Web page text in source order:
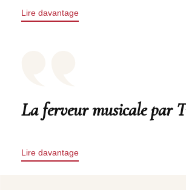
Lire davantage
La ferveur musicale par
Lire davantage